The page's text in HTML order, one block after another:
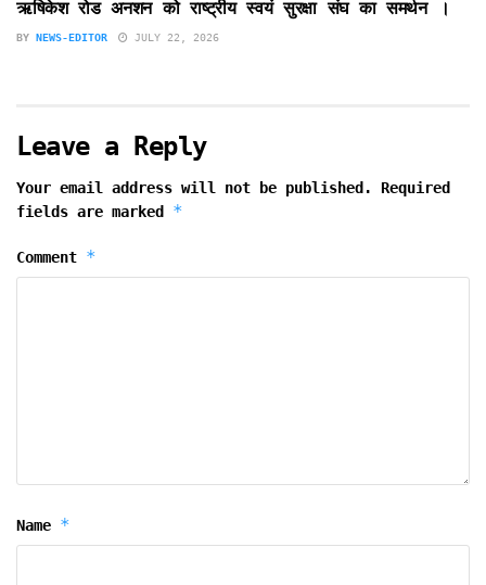
ऋषिकेश रोड अनशन को राष्ट्रीय स्वयं सुरक्षा संघ का समर्थन ।
BY NEWS-EDITOR JULY 22, 2026
Leave a Reply
Your email address will not be published.
Required
fields are marked *
Comment *
Name *